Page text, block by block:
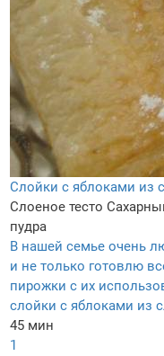
Слойки с яблоками из
Слоеное тесто
пудра
В нашей семье очень
и не только готовлю
пирожки с их
слойки с яблоками из
45 мин
1